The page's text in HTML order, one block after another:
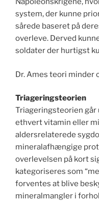
system, der kunne
sårede baseret på
overleve. Derved
soldater der hurtigst
Dr. Ames teori minder
Triageringsteorien
Triageringsteorien går
ethvert vitamin eller
aldersrelaterede
mineralafhængige
overlevelsen på kort
kategoriseres som
forventes at blive
mineralmangler i